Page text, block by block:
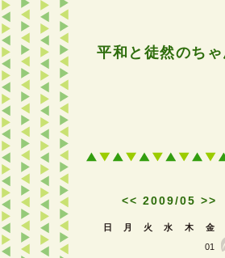
平和と徒然のち
<< 2009/05 >>
日 月 火 水 木 金
01